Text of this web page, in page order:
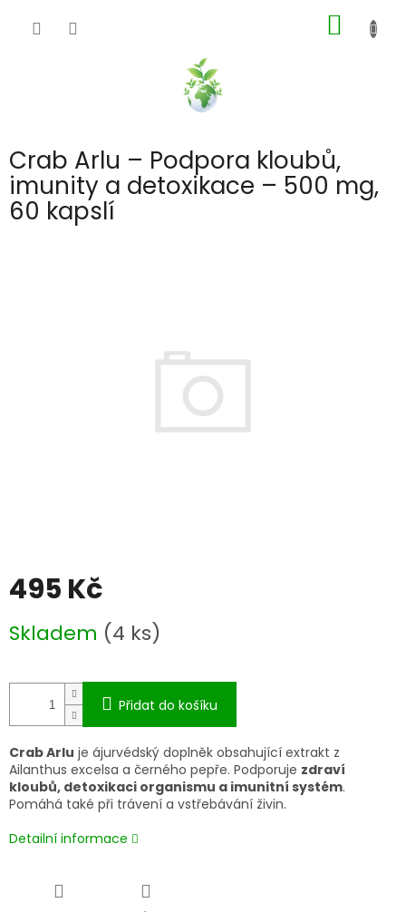
KOŠÍK
Crab Arlu – Podpora kloubů,
imunity a detoxikace – 500 mg,
60 kapslí
495 Kč
cena:
Skladem (4 ks)
Přidat do košíku
Crab Arlu je ájurvédský doplněk obsahující extrakt z
Ailanthus excelsa a černého pepře. Podporuje zdraví
kloubů, detoxikaci organismu a imunitní systém.
Pomáhá také při trávení a vstřebávání živin.
Detailní informace